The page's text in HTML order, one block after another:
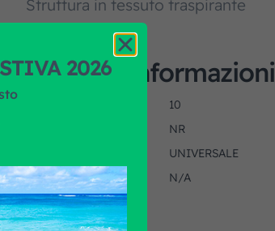
Struttura in tessuto traspirante
Ulteriori informazioni
10
NR
UNIVERSALE
Marca prodotto
N/A
2026